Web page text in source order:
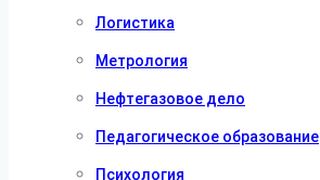
Логистика
Метрология
Нефтегазовое дело
Педагогическое образование
Психология